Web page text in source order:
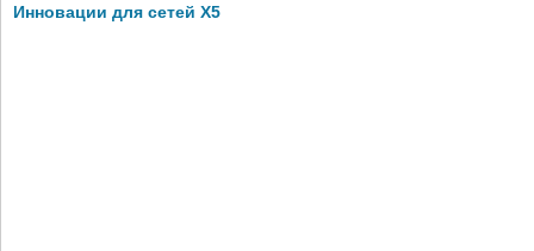
Инновации для сетей X5